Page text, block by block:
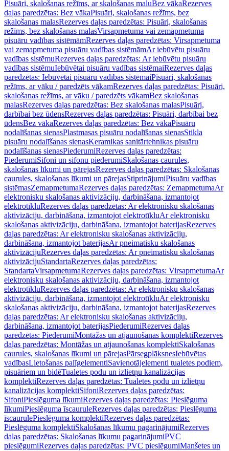
Pisuāri, skalošanas režīms, ar skalošanas maluBez vākaRezerves
daļas paredzētas: Bez vākaPisuāri, skalošanas režīms, bez
skalošanas malasRezerves daļas paredzētas: Pisuāri, skalošanas
režīms, bez skalošanas malasVirsapmetuma vai zemapmetuma
pisuāru vadības sistēmāmRezerves daļas paredzētas: Virsapmetuma
vai zemapmetuma pisuāru vadības sistēmāmAr iebūvētu pisuāru
vadības sistēmuRezerves daļas paredzētas: Ar iebūvētu pisuāru
vadības sistēmuIebūvētai pisuāru vadības sistēmaiRezerves daļas
paredzētas: Iebūvētai pisuāru vadības sistēmaiPisuāri, skalošanas
režīms, ar vāku / paredzēts vākamRezerves daļas paredzētas: Pisuāri,
skalošanas režīms, ar vāku / paredzēts vākamBez skalošanas
malasRezerves daļas paredzētas: Bez skalošanas malasPisuāri,
darbībai bez ūdensRezerves daļas paredzētas: Pisuāri, darbībai bez
ūdensBez vākaRezerves daļas paredzētas: Bez vākaPisuāru
nodalīšanas sienasPlastmasas pisuāru nodalīšanas sienasStikla
pisuāru nodalīšanas sienasKeramikas sanitārtehnikas pisuāru
nodalīšanas sienasPiederumiRezerves daļas paredzētas:
PiederumiSifoni un sifonu piederumiSkalošanas caurules,
skalošanas līkumi un pārejasRezerves daļas paredzētas: Skalošanas
caurules, skalošanas līkumi un pārejasStiprinājumiPisuāru vadības
sistēmasZemapmetumaRezerves daļas paredzētas: ZemapmetumaAr
elektronisku skalošanas aktivizāciju, darbināšana, izmantojot
elektrotīkluRezerves daļas paredzētas: Ar elektronisku skalošanas
aktivizāciju, darbināšana, izmantojot elektrotīkluAr elektronisku
skalošanas aktivizāciju, darbināšana, izmantojot baterijasRezerves
daļas paredzētas: Ar elektronisku skalošanas aktivizāciju,
darbināšana, izmantojot baterijasAr pneimatisku skalošanas
aktivizācijuRezerves daļas paredzētas: Ar pneimatisku skalošanas
aktivizācijuStandartaRezerves daļas paredzētas:
StandartaVirsapmetumaRezerves daļas paredzētas: VirsapmetumaAr
elektronisku skalošanas aktivizāciju, darbināšana, izmantojot
elektrotīkluRezerves daļas paredzētas: Ar elektronisku skalošanas
aktivizāciju, darbināšana, izmantojot elektrotīkluAr elektronisku
skalošanas aktivizāciju, darbināšana, izmantojot baterijasRezerves
daļas paredzētas: Ar elektronisku skalošanas aktivizāciju,
darbināšana, izmantojot baterijasPiederumiRezerves daļas
paredzētas: PiederumiMontāžas un atjaunošanas komplektiRezerves
daļas paredzētas: Montāžas un atjaunošanas komplektiSkalošanas
caurules, skalošanas līkumi un pārejasPārsegplāksnesIebūvētas
vadībasLietošanas palīgelementiSavienotājelementi tualetes podiem,
pisuāriem un bidēTualetes podu un izlietņu kanalizācijas
komplektiRezerves daļas paredzētas: Tualetes podu un izlietņu
kanalizācijas komplektiSifoniRezerves daļas paredzētas:
SifoniPieslēguma līkumiRezerves daļas paredzētas: Pieslēguma
līkumiPieslēguma īscauruleRezerves daļas paredzētas: Pieslēguma
īscaurulePieslēguma komplektiRezerves daļas paredzētas:
Pieslēguma komplektiSkalošanas līkumu pagarinājumiRezerves
daļas paredzētas: Skalošanas līkumu pagarinājumiPVC
pieslēgumiRezerves daļas paredzētas: PVC pieslēgumiManšetes un